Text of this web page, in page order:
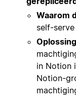
Waarom
self-
in Notion
Notion-